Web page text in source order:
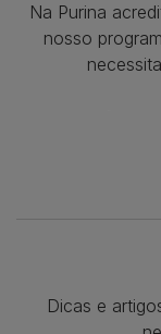
Na Purina
nosso
Dicas e